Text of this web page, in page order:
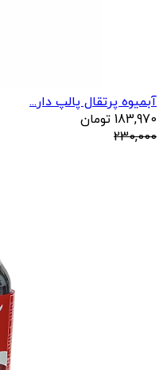
آبمیوه پرتقال پالپ دار...
183,970 تومان
230,000